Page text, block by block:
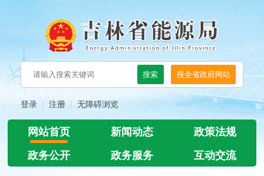
登录 注册 无障碍浏览
网站首页 新闻动态
政策法规
政务公开
政务服务 互动交流